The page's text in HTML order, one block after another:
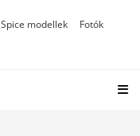
Spice modellek
Fotók